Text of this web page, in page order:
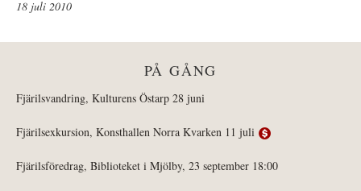
18 juli 2010
PÅ GÅNG
Fjärilsvandring, Kulturens Östarp 28 juni
Fjärilsexkursion, Konsthallen Norra Kvarken 11 juli
Fjärilsföredrag, Biblioteket i Mjölby, 23 september 18:00